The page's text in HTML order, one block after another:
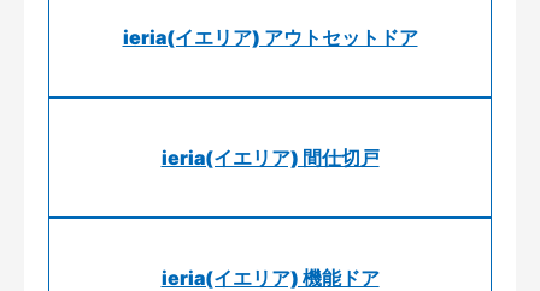
ieria(イエリア) アウトセットドア
ieria(イエリア) 間仕切戸
ieria(イエリア) 機能ドア